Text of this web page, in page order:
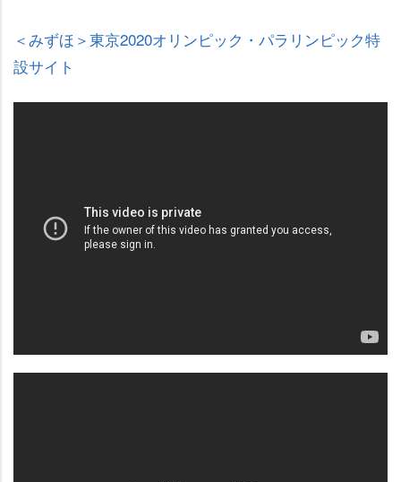
＜みずほ＞東京2020オリンピック・パラリンピック特
設サイト